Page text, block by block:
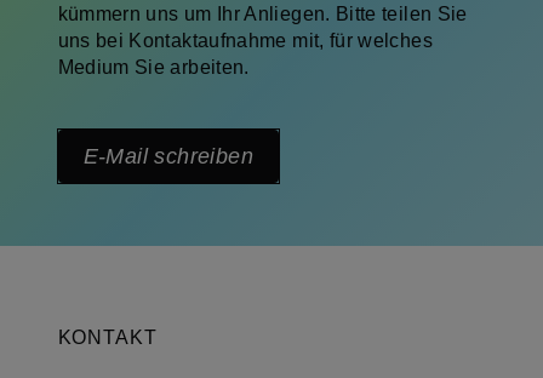
kümmern uns um Ihr Anliegen. Bitte teilen Sie
uns bei Kontaktaufnahme mit, für welches
Medium Sie arbeiten.
E-Mail schreiben
KONTAKT